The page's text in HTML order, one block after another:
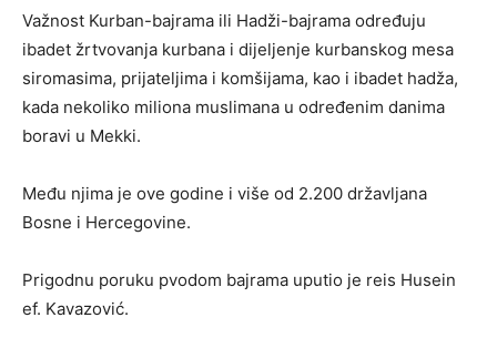
Važnost Kurban-bajrama ili Hadži-bajrama određuju
ibadet žrtvovanja kurbana i dijeljenje kurbanskog mesa
siromasima, prijateljima i komšijama, kao i ibadet hadža,
kada nekoliko miliona muslimana u određenim danima
boravi u Mekki.
Među njima je ove godine i više od 2.200 državljana
Bosne i Hercegovine.
Prigodnu poruku pvodom bajrama uputio je reis Husein
ef. Kavazović.